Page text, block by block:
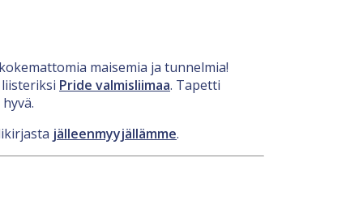
maisemia ja tunnelmia!
Pride valmisliimaa. Tapetti
jälleenmyyjällämme.